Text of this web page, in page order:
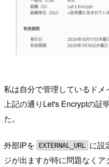
私は自分で管理しているド
上記の通りLet's Encryptの証
た。
外部IPを EXTERNAL_URL
に設
ジが出ますが特に問題なくア